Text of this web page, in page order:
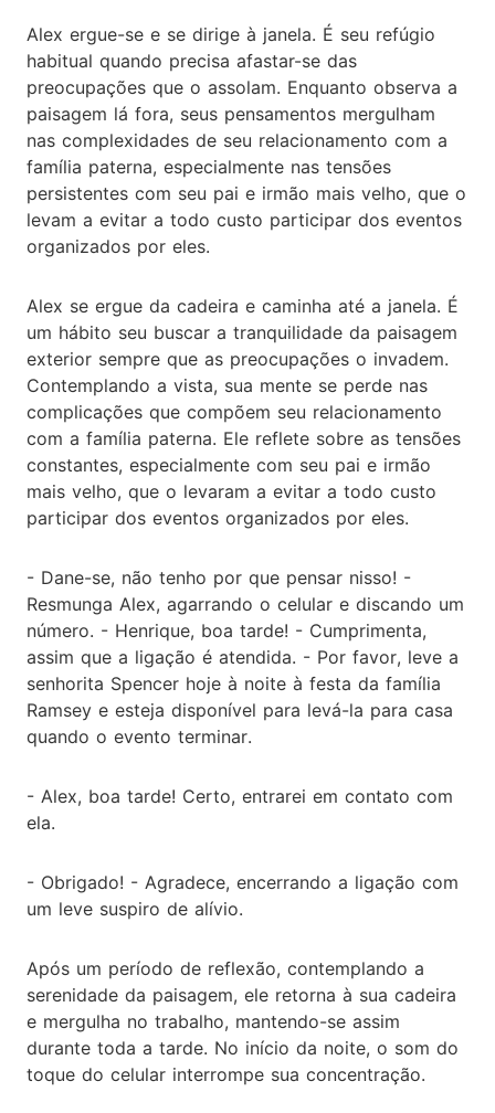
Alex ergue-se e se dirige à janela. É seu refúgio
habitual quando precisa afastar-se das
preocupações que o assolam. Enquanto observa a
paisagem lá fora, seus pensamentos mergulham
nas complexidades de seu relacionamento com a
família paterna, especialmente nas tensões
persistentes com seu pai e irmão mais velho, que o
levam a evitar a todo custo participar dos eventos
organizados por eles.
Alex se ergue da cadeira e caminha até a janela. É
um hábito seu buscar a tranquilidade da paisagem
exterior sempre que as preocupações o invadem.
Contemplando a vista, sua mente se perde nas
complicações que compõem seu relacionamento
com a família paterna. Ele reflete sobre as tensões
constantes, especialmente com seu pai e irmão
mais velho, que o levaram a evitar a todo custo
participar dos eventos organizados por eles.
- Dane-se, não tenho por que pensar nisso! -
Resmunga Alex, agarrando o celular e discando um
número. - Henrique, boa tarde! - Cumprimenta,
assim que a ligação é atendida. - Por favor, leve a
senhorita Spencer hoje à noite à festa da família
Ramsey e esteja disponível para levá-la para casa
quando o evento terminar.
- Alex, boa tarde! Certo, entrarei em contato com
ela.
- Obrigado! - Agradece, encerrando a ligação com
um leve suspiro de alívio.
Após um período de reflexão, contemplando a
serenidade da paisagem, ele retorna à sua cadeira
e mergulha no trabalho, mantendo-se assim
durante toda a tarde. No início da noite, o som do
toque do celular interrompe sua concentração.